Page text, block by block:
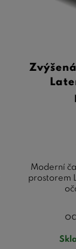
Moderní
prostorem
od